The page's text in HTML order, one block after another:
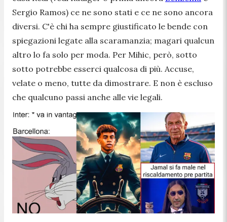
Sergio Ramos) ce ne sono stati e ce ne sono ancora
diversi. C'è chi ha sempre giustificato le bende con
spiegazioni legate alla scaramanzia; magari qualcun
altro lo fa solo per moda. Per Mihic, però, sotto
sotto potrebbe esserci qualcosa di più. Accuse,
velate o meno, tutte da dimostrare. E non è escluso
che qualcuno passi anche alle vie legali.